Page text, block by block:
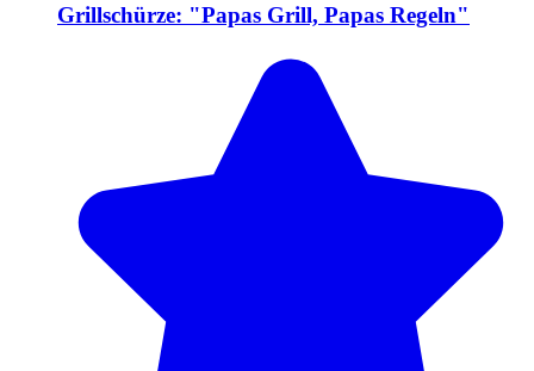
Grillschürze: "Papas Grill, Papas Regeln"